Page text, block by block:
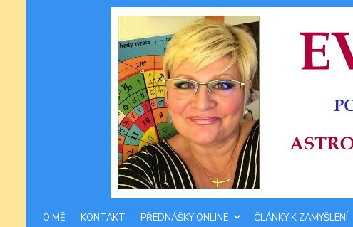
O MĚ KONTAKT PŘEDNÁŠKY ONLINE ČLÁNKY K ZAMYŠLENÍ